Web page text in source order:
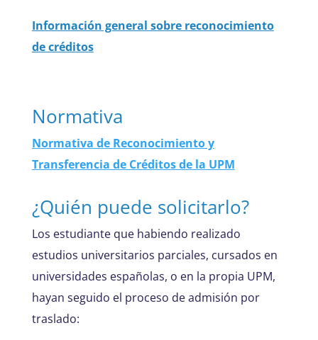
Información general sobre reconocimiento
de créditos
Normativa
Normativa de Reconocimiento y
Transferencia de Créditos de la UPM
¿Quién puede solicitarlo?
Los estudiante que habiendo realizado
estudios universitarios parciales, cursados en
universidades españolas, o en la propia UPM,
hayan seguido el proceso de admisión por
traslado: